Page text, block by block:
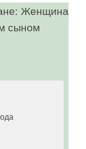
Женщина
сыном